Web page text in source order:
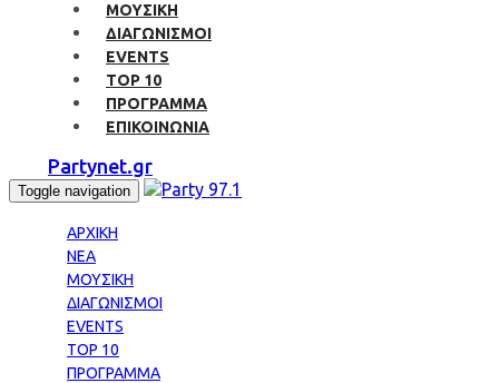
ΜΟΥΣΙΚΗ
ΔΙΑΓΩΝΙΣΜΟΙ
EVENTS
TOP 10
ΠΡΟΓΡΑΜΜΑ
ΕΠΙΚΟΙΝΩΝΙΑ
Partynet.gr
Toggle navigation
ΑΡΧΙΚΗ
ΝΕΑ
ΜΟΥΣΙΚΗ
ΔΙΑΓΩΝΙΣΜΟΙ
EVENTS
TOP 10
ΠΡΟΓΡΑΜΜΑ